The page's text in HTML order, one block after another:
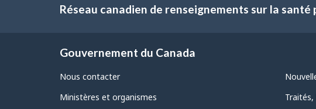
Réseau canadien de renseignements sur la santé
Gouvernement du Canada
Nous contacter
Ministères et organismes